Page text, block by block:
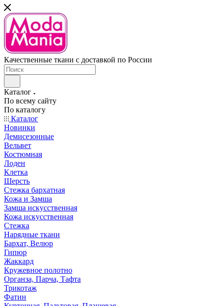
Качественные ткани с доставкой по России
Каталог
По всему сайту
По каталогу
Каталог
Новинки
Демисезонные
Вельвет
Костюмная
Лоден
Клетка
Шерсть
Стежка бархатная
Кожа и Замша
Замша искусственная
Кожа искусственная
Стежка
Нарядные ткани
Бархат, Велюр
Гипюр
Жаккард
Кружевное полотно
Органза, Парча, Тафта
Трикотаж
Фатин